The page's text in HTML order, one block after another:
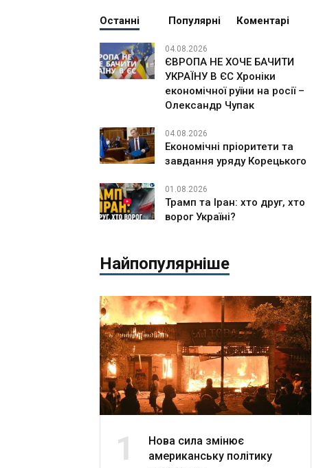
Останні Популярні Коментарі
04.08.2026
ЄВРОПА НЕ ХОЧЕ БАЧИТИ
УКРАЇНУ В ЄС Хроніки
економічної руїни на росії –
Олександр Чупак
04.08.2026
Економічні пріоритети та
завдання уряду Корецького
01.08.2026
Трамп та Іран: хто друг, хто
ворог Україні?
Найпопулярніше
1
Нова сила змінює
американську політику